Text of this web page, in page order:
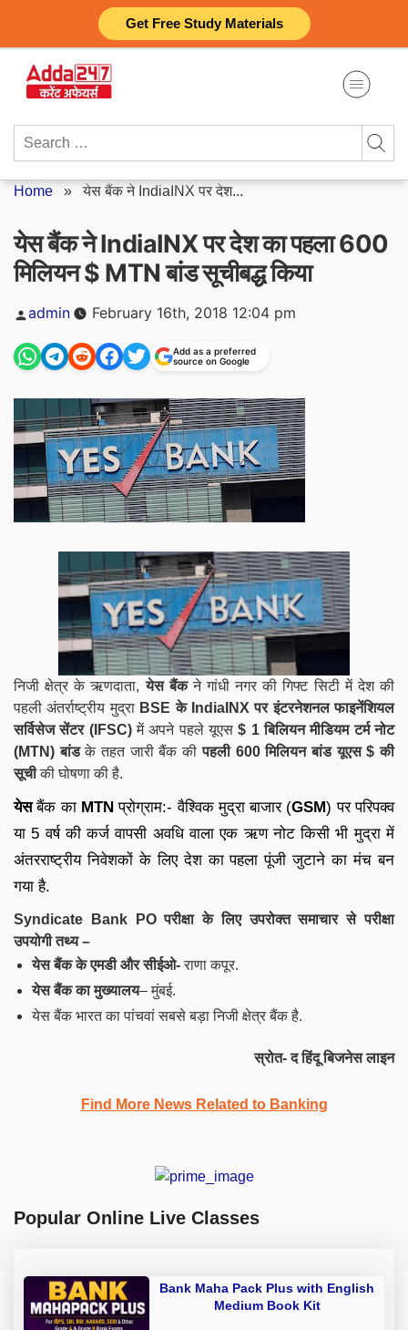
Get Free Study Materials
content
Search
Home »येस बैंक ने IndiaINX पर देश...
येस बैंक ने IndiaINX पर देश का पहला 600
मिलियन $ MTN बांड सूचीबद्ध किया
Posted
by
admin February 16th, 2018 12:04 pm
Add as a preferred
source on Google
निजी क्षेत्र के ऋणदाता,येस बैंकने गांधी नगर की गिफ्ट सिटी में देश की
पहली अंतर्राष्ट्रीय मुद्रा BSE के IndiaINX पर इंटरनेशनल फाइनेंशियल
सर्विसेज सेंटर (IFSC)में अपने पहले यूएस$ 1 बिलियन मीडियम टर्म नोट
(MTN) बांडके तहत जारी बैंक कीपहली 600 मिलियन बांड यूएस $ की
सूचीकी घोषणा की है.
येसबैंक का MTNप्रोग्राम:- वैश्विक मुद्रा बाजार (GSM) पर परिपक्व
या 5 वर्ष की कर्ज वापसी अवधि वाला एक ऋण नोट किसी भी मुद्रा में
अंतरराष्ट्रीय निवेशकों के लिए देश का पहला पूंजी जुटाने का मंच बन
गया है.
Syndicate Bank PO परीक्षा के लिए उपरोक्त समाचार से परीक्षा
उपयोगी तथ्य –
येस बैंक के एमडी और सीईओ-राणा कपूर.
येस बैंक का मुख्यालय– मुंबई.
येस बैंक भारत का पांचवां सबसे बड़ा निजी क्षेत्र बैंक है.
स्रोत- द हिंदू बिजनेस लाइन
Find More News Related to Banking
Popular Online Live Classes
Bank Maha Pack Plus with English
Medium Book Kit